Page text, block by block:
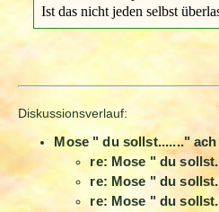
Ist das nicht jeden selbst
Diskussionsverlauf:
Mose " du sollst......." ach
re: Mose " du
re: Mose " du
re: Mose " du